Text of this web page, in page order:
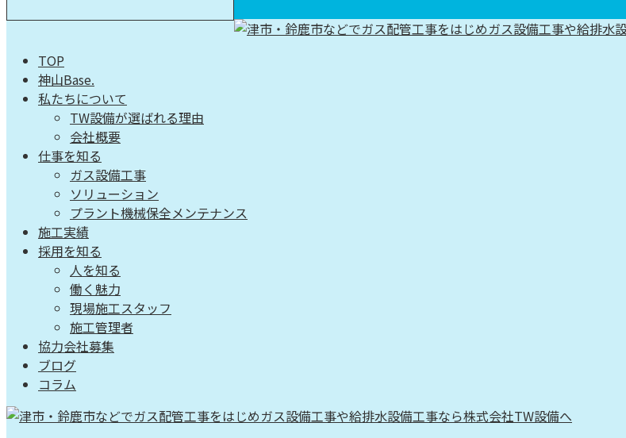
TOP
神山Base.
私たちについて
TW設備が選ばれる理由
会社概要
仕事を知る
ガス設備工事
ソリューション
プラント機械保全メンテナンス
施工実績
採用を知る
人を知る
働く魅力
現場施工スタッフ
施工管理者
協力会社募集
ブログ
コラム